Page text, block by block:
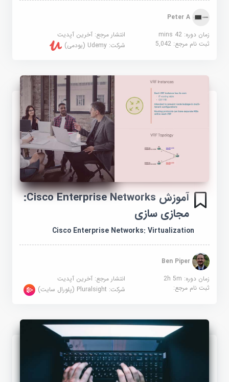
Peter A
زمان دوره: 42 mins
انتشار مرجع:آخرین آپدیت
ثبت نام مرجع:5,042 شرکت:Udemy (یودمی)
آموزش Cisco Enterprise Networks:
مجازی سازی
Cisco Enterprise Networks: Virtualization
Ben Piper
زمان دوره: 2h 5m
انتشار مرجع:آخرین آپدیت
ثبت نام مرجع:
شرکت:Pluralsight (پلورال سایت)